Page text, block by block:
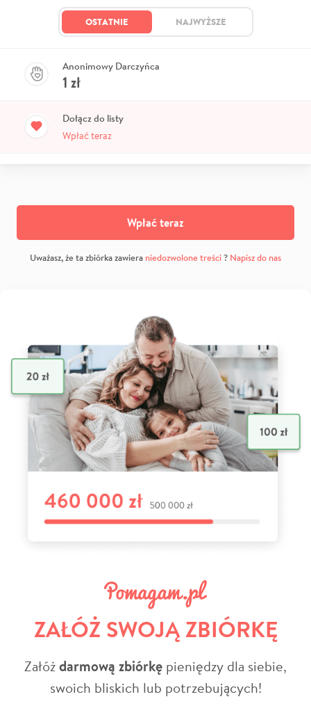
OSTATNIE NAJWYŻSZE
Anonimowy Darczyńca
1 zł
Dołącz do listy
Wpłać teraz
Wpłać teraz
Uważasz, że ta zbiórka zawiera niedozwolone treści? Napisz do nas
ZAŁÓŻ SWOJĄ ZBIÓRKĘ
Załóżdarmową zbiórkę pieniędzy dla siebie,
swoich bliskich lub potrzebujących!